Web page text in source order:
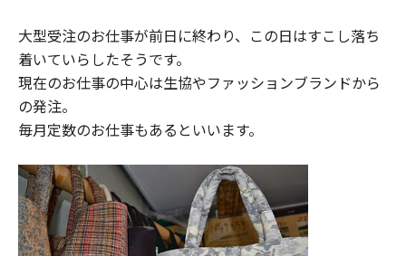
大型受注のお仕事が前日に終わり、この日はすこし落ち
着いていらしたそうです。
現在のお仕事の中心は生協やファッションブランドから
の発注。
毎月定数のお仕事もあるといいます。